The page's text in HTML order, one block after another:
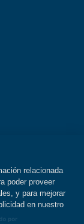
relacionada
poder proveer
y para mejorar
en nuestro